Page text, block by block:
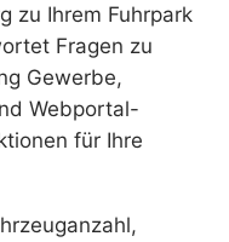
zu Ihrem Fuhrpark
Fragen zu
Gewerbe,
Webportal-
für Ihre